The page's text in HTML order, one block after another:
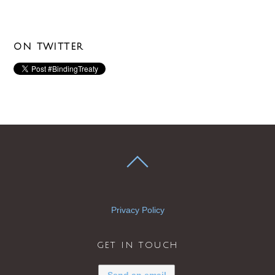
ON TWITTER
Privacy Policy
get in touch